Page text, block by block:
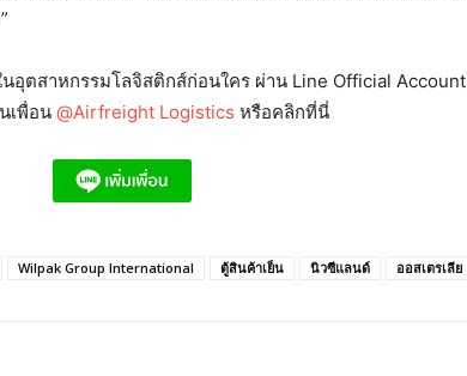
อุตสาหกรรมโลจิสติกส์ก่อนใคร ผ่าน Line Official Account
เพื่อน @Airfreight Logistics หรือคลิกที่นี่
Wilpak Group International ตู้สินค้าเย็น นิวซีแลนด์ ออสเตรเลีย